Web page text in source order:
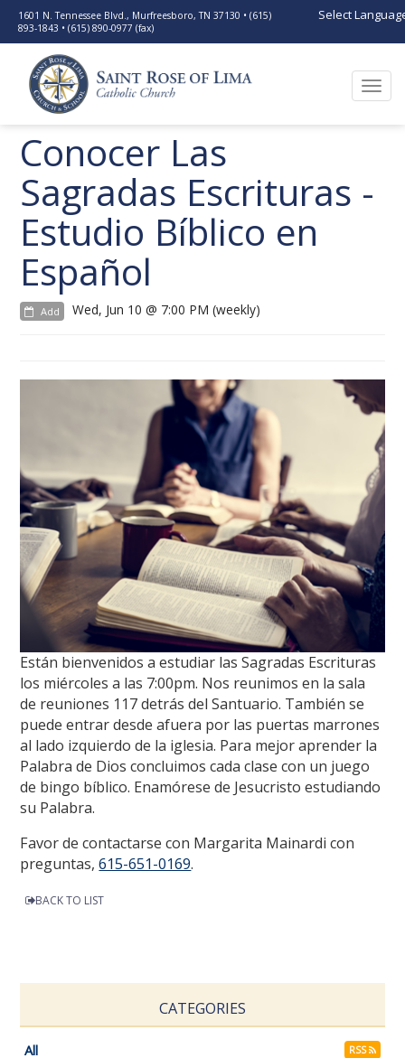
1601 N. Tennessee Blvd., Murfreesboro, TN 37130 • (615)
893-1843 • (615) 890-0977 (fax)
Select
Conocer Las
Sagradas Escrituras -
Estudio Bíblico en
Español
Add Wed, Jun 10 @ 7:00 PM (weekly)
Están bienvenidos a estudiar las Sagradas Escrituras
los miércoles a las 7:00pm. Nos reunimos en la sala
de reuniones 117 detrás del Santuario. También se
puede entrar desde afuera por las puertas marrones
al lado izquierdo de la iglesia. Para mejor aprender la
Palabra de Dios concluimos cada clase con un juego
de bingo bíblico. Enamórese de Jesucristo estudiando
su Palabra.
Favor de contactarse con Margarita Mainardi con
preguntas,615-651-0169.
BACK TO LIST
CATEGORIES
All RSS